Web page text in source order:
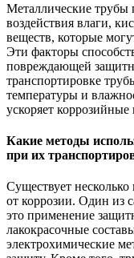
Металлические трубы
воздействия влаги,
веществ, которые
Эти факторы
повреждающей
транспортировке
температуры и
ускоряет коррозийные
Какие методы
при их
Существует
от коррозии. Один из
это применение
лакокрасочные
электрохимические